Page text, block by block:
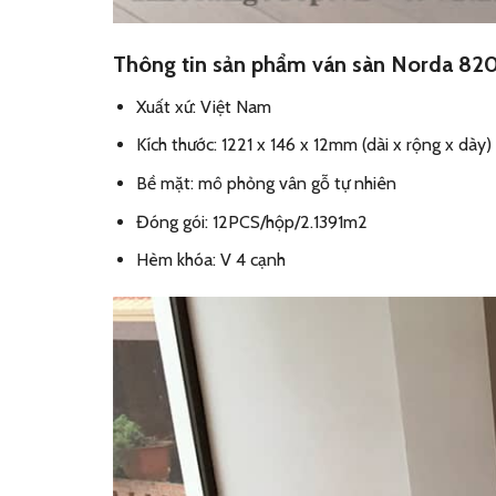
Thông tin sản phẩm ván sàn Norda
Xuất xứ: Việt Nam
Kích thước: 1221 x 146 x 12mm (dài x rộng x dày)
Bề mặt: mô phỏng vân gỗ tự nhiên
Đóng gói: 12PCS/hộp/2.1391m2
Hèm khóa: V 4 cạnh